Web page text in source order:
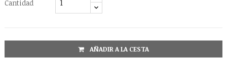
Cantidad
AÑADIR A LA CESTA